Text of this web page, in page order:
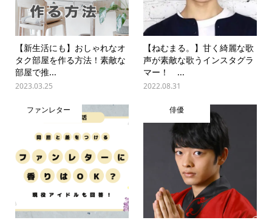
【新生活にも】おしゃれなオ
タク部屋を作る方法！素敵な
部屋で推...
2023.03.25
【ねむまる。】甘く綺麗な歌
声が素敵な歌うインスタグラ
マー！ ...
2022.08.31
ファンレター 俳優